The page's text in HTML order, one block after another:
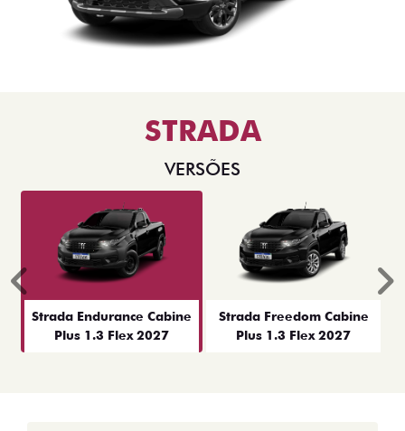
STRADA
VERSÕES
Strada Endurance Cabine
Plus 1.3 Flex 2027
Strada Freedom Cabine
Plus 1.3 Flex 2027
Anterior